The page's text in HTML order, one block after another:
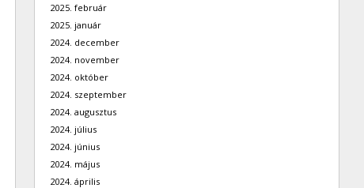
2025. február
2025. január
2024. december
2024. november
2024. október
2024. szeptember
2024. augusztus
2024. július
2024. június
2024. május
2024. április